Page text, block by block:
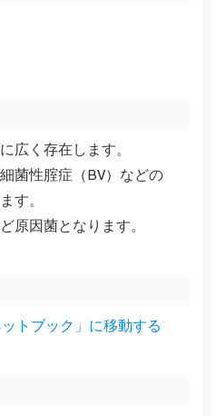
広く存在します。
菌性腟症（BV）などの
す。
原因菌となります。
トブック」に移動する